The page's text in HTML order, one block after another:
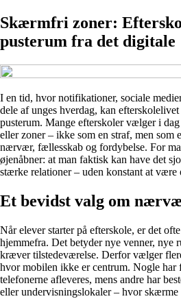
Skærmfri zoner:
pusterum fra det digitale
I en tid, hvor notifikationer, sociale
dele af unges hverdag, kan
pusterum. Mange efterskoler vælger i
eller zoner – ikke som en straf, men som
nærvær, fællesskab og fordybelse. For
øjenåbner: at man faktisk kan have det
stærke relationer – uden konstant at være
Et bevidst valg om
Når elever starter på efterskole, er det
hjemmefra. Det betyder nye venner, nye
kræver tilstedeværelse. Derfor vælger
hvor mobilen ikke er centrum. Nogle har
telefonerne afleveres, mens andre har
eller undervisningslokaler – hvor